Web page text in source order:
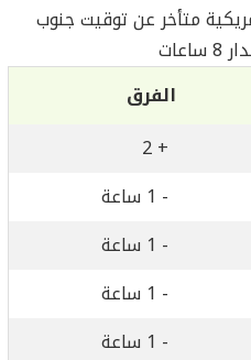
متأخر عن توقيت جنوب
الفرق
+ 2
- 1 ساعة
- 1 ساعة
- 1 ساعة
- 1 ساعة